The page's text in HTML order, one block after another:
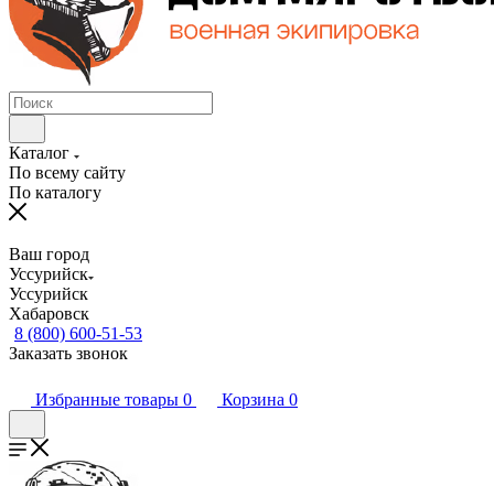
Каталог
По всему сайту
По каталогу
Ваш город
Уссурийск
Уссурийск
Хабаровск
8 (800) 600-51-53
Заказать звонок
Избранные товары 0 Корзина 0